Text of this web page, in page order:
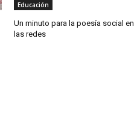
Educación
Un minuto para la poesía social en
las redes